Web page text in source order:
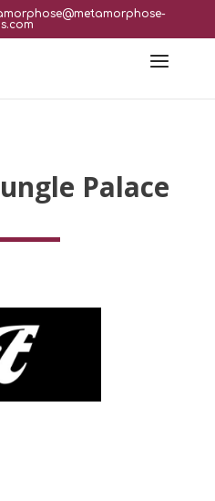
Palace